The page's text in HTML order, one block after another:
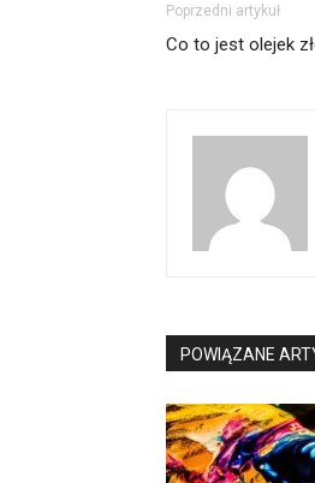
Poprzedni artykuł
Co to jest olejek
POWIĄZANE